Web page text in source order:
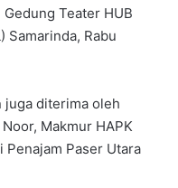
Teater HUB
Samarinda, Rabu
juga diterima oleh
Makmur HAPK
Penajam Paser Utara